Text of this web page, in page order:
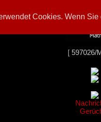
Cookies. Wenn
[ 597026/